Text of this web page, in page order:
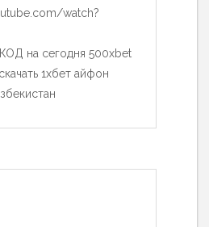
watch?
на сегодня 500xbet
1хбет айфон